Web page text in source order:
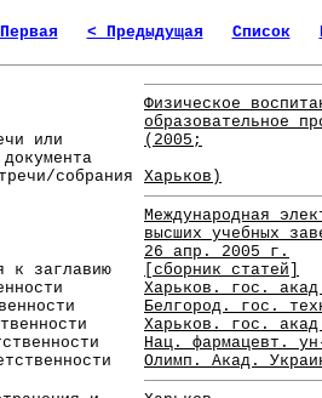
< Предыдущая Список
Физическое
образовательное
или
(2005;
собрания
Харьков)
Международная
высших учебных
26 апр. 2005 г.
к заглавию
[сборник статей]
Харьков. гос.
Белгород. гос.
Харьков. гос.
Нац. фармацевт.
Олимп. Акад.